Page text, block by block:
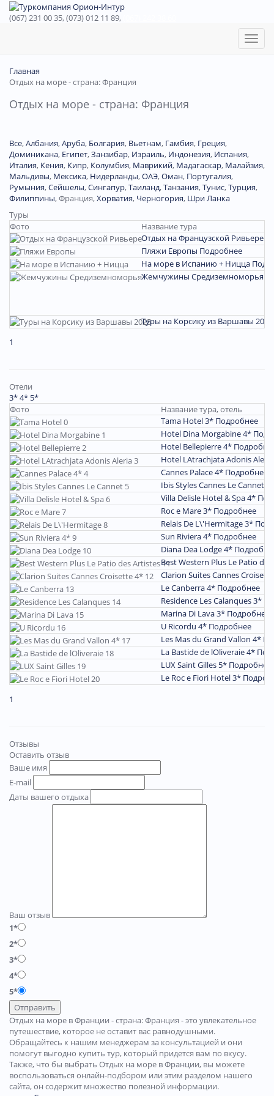
(067) 231 00 35, (073) 012 11 89,
Toggle
Главная
Отдых на море - страна: Франция
Отдых на море - страна: Франция
Все,Албания,Аруба, Болгария, Вьетнам, Гамбия, Греция,
Доминиканa, Египет,Занзибар, Израиль, Индонезия, Испания,
Италия, Кения, Кипр, Колумбия, Маврикий, Мадагаскар, Малайзия,
Мальдивы, Мексика, Нидерланды,ОАЭ,Оман, Португалия,
Румыния,Сейшелы,Сингапур,Таиланд,Танзания,Тунис,Турция,
Филиппины,Франция,Хорватия, Черногория, Шри Ланка
Туры
Фото
Название тура
Отдых на Французской Ривьере
Пляжи Европы Подробнее
На море в Испанию + Ницца
Жемчужины Средиземноморья
Туры на Корсику из Варшавы 2025
1
Отели
3*4* 5*
Фото
Название тура, отель
Tama Hotel 3* Подробнее
Hotel Dina Morgabine 4*
Hotel Bellepierre 4*
Hotel LAtrachjata Adonis
Cannes Palace 4* Подробнее
Ibis Styles Cannes Le Cannet
Villa Delisle Hotel & Spa 4*
Roc e Mare 3* Подробнее
Relais De L\'Hermitage 3*
Sun Riviera 4* Подробнее
Diana Dea Lodge 4*
Best Western Plus Le Patio
Clarion Suites Cannes
Le Canberra 4* Подробнее
Residence Les Calanques 3*
Marina Di Lava 3* Подробнее
U Ricordu 4* Подробнее
Les Mas du Grand Vallon 4*
La Bastide de lOliveraie 4*
LUX Saint Gilles 5* Подробнее
Le Roc e Fiori Hotel 3*
1
Отзывы
Оставить отзыв
Ваше имя
E-mail
Даты вашего отдыха
Ваш отзыв
1*
2*
3*
4*
5*
Отправить
Отдых на море в Франции - страна: Франция - это увлекательное
путешествие, которое не оставит вас равнодушными.
Обращайтесь к нашим менеджерам за консультацией и они
помогут выгодно купить тур, который придется вам по вкусу.
Также, что бы выбрать Отдых на море в Франции, вы можете
воспользоваться онлайн-подбором или этим разделом нашего
сайта, он содержит множество полезной информации.